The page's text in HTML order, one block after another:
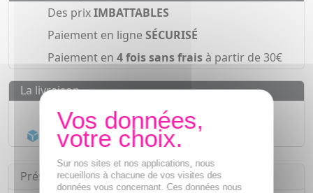
Des prixIMBATTABLES
Paiement en ligneSÉCURISÉ
Paiement en 4 fois sans fraisà partir de 30€
La livraison
Livraison gratuite dès55€
Acheminement Chronopost
Présentation
Sur nos sites et nos applications, nous
recueillons à chacune de vos visites des
données vous concernant. Ces données nous